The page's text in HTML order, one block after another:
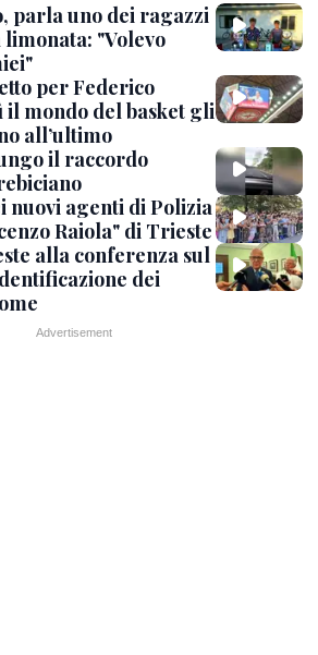
parla uno dei ragazzi
"Volevo
per Federico
il mondo del basket gli
all’ultimo
il raccordo
agenti di Polizia
Raiola" di Trieste
alla conferenza sul
dei